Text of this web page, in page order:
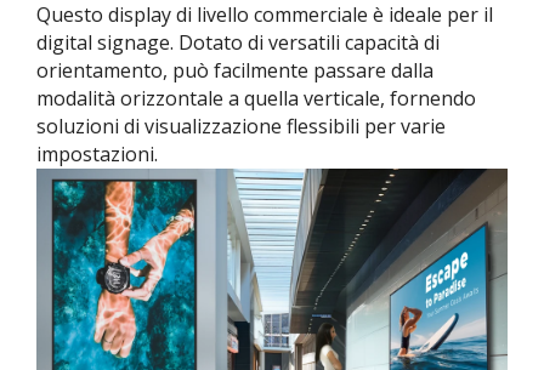
Questo display di livello commerciale è ideale per il
digital signage. Dotato di versatili capacità di
orientamento, può facilmente passare dalla
modalità orizzontale a quella verticale, fornendo
soluzioni di visualizzazione flessibili per varie
impostazioni.